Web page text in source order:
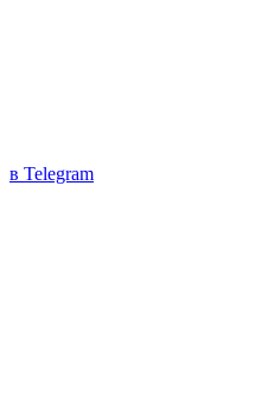
в Telegram